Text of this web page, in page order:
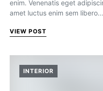
enim. Venenatis eget
amet luctus enim sem libero…
VIEW POST
INTERIOR